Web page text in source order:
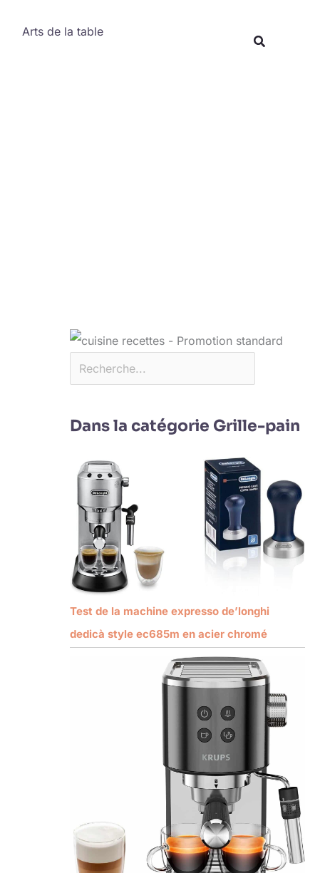
Arts de la table
Dans la catégorie Grille-pain
Test de la machine expresso de’longhi
dedicà style ec685m en acier chromé